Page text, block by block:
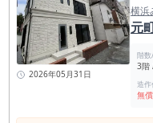
2026年05月31日
横浜
元
階数
3階
造作
無償